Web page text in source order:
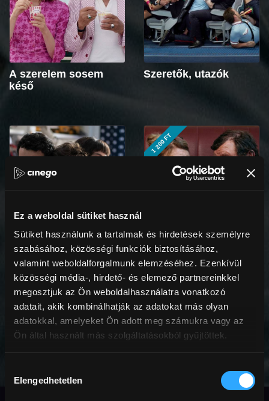
Ez a weboldal sütiket használ
Sütiket használunk a tartalmak és hirdetések személyre
szabásához, közösségi funkciók biztosításához,
valamint weboldalforgalmunk elemzéséhez. Ezenkívül
közösségi média-, hirdető- és elemező partnereinkkel
megosztjuk az Ön weboldalhasználatra vonatkozó
adatait, akik kombinálhatják az adatokat más olyan
adatokkal, amelyeket Ön adott meg számukra vagy az
Ön által használt más szolgáltatásokból gyűjtöttek.
kiválasztása
Elengedhetetlen
A szerelem sosem
késő
Szeretők, utazók
Ennél csak jobb jöhet
1 200 FT
Zsémbes szerelem